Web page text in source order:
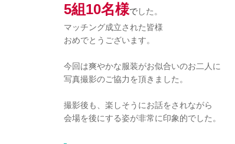
5組10名様でした。
マッチング成立された皆様
おめでとうございます。
今回は爽やかな服装がお似合いのお二人に
写真撮影のご協力を頂きました。
撮影後も、楽しそうにお話をされながら
会場を後にする姿が非常に印象的でした。